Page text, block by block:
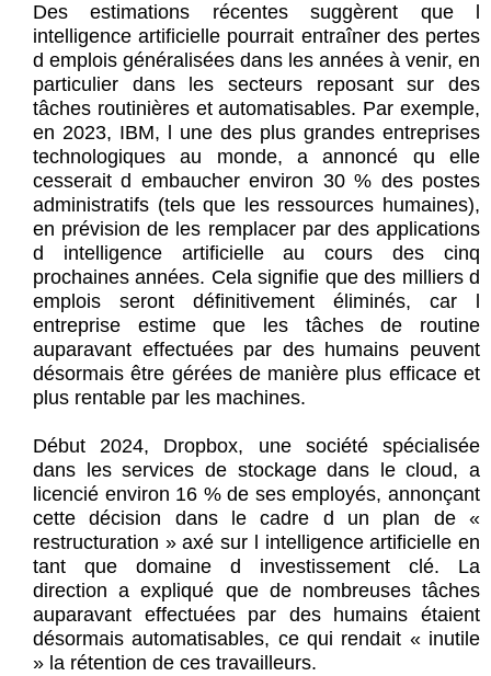
Des estimations récentes suggèrent que l
intelligence artificielle pourrait entraîner des pertes
d emplois généralisées dans les années à venir, en
particulier dans les secteurs reposant sur des
tâches routinières et automatisables. Par exemple,
en 2023, IBM, l une des plus grandes entreprises
technologiques au monde, a annoncé qu elle
cesserait d embaucher environ 30 % des postes
administratifs (tels que les ressources humaines),
en prévision de les remplacer par des applications
d intelligence artificielle au cours des cinq
prochaines années. Cela signifie que des milliers d
emplois seront définitivement éliminés, car l
entreprise estime que les tâches de routine
auparavant effectuées par des humains peuvent
désormais être gérées de manière plus efficace et
plus rentable par les machines.
Début 2024, Dropbox, une société spécialisée
dans les services de stockage dans le cloud, a
licencié environ 16 % de ses employés, annonçant
cette décision dans le cadre d un plan de «
restructuration » axé sur l intelligence artificielle en
tant que domaine d investissement clé. La
direction a expliqué que de nombreuses tâches
auparavant effectuées par des humains étaient
désormais automatisables, ce qui rendait « inutile
» la rétention de ces travailleurs.